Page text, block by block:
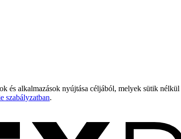
és alkalmazások nyújtása céljából, melyek sütik
szabályzatban.